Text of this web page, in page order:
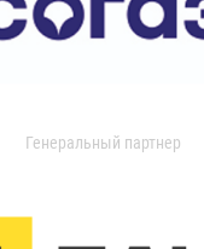
Генеральный партнер